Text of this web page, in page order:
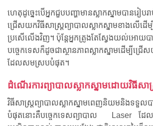
ហេតុដូច្នេះបើអ្នកជួបបញ្ហាមានស្លាកស្នាមបានរៀប
ជ្រើសយកវិធីសាស្រ្តព្យាបាលស្លាកស្នាមខាងលើដើ
ប្រសើលើងវិញ។ ប៉ុន្តែអ្នកត្រូងតែស្វែងយល់អោយ
បច្ចេកទេសក៏ដូចជាស្ថានភាពស្លាកស្នាមដើម្បីជ្រើ
ដែលសមស្របបំផុត។
ដំណើរការព្យាបាលស្លាកស្នាមដោយវិធីសា
វិធីសាស្រ្តព្យាបាលស្លាកស្នាមពេញនិយមនិងទទួលប
បំផុតនោះគឺបច្ចេកទេសព្យាបាល Laser ដែល